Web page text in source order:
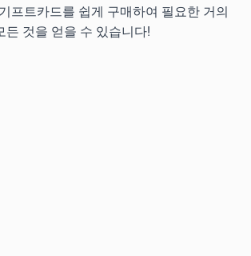
프트카드를 쉽게 구매하여 필요한 거의
든 것을 얻을 수 있습니다!